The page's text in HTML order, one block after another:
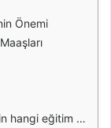
Önemi
gereklidir?